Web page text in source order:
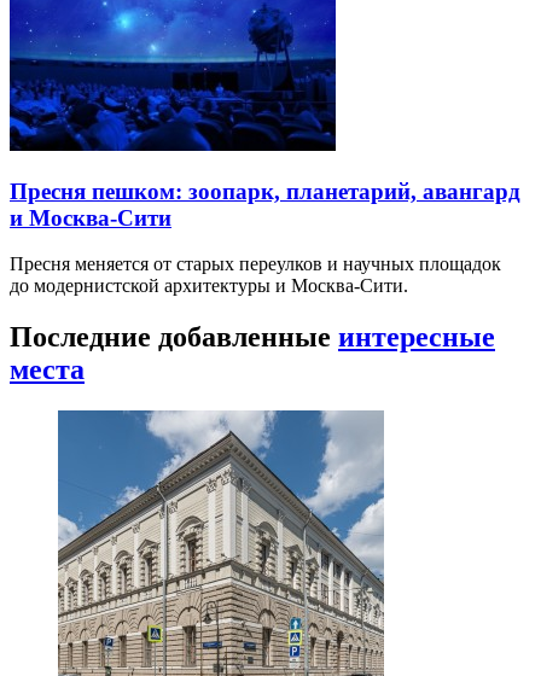
Пресня пешком: зоопарк, планетарий, авангард
и Москва-Сити
Пресня меняется от старых переулков и научных площадок
до модернистской архитектуры и Москва-Сити.
Последние добавленные интересные
места